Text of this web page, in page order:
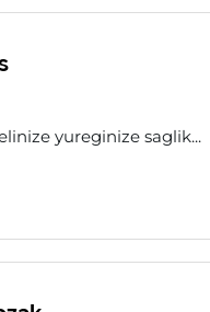
yureginize saglik...